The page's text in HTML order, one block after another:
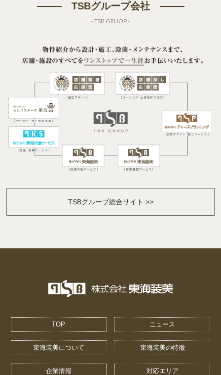
TSBグループ会社
- TSB GRUOP -
TSBグループ総合サイト >>
TOP ニュース
東海装美について 東海装美の特徴
企業情報 対応エリア